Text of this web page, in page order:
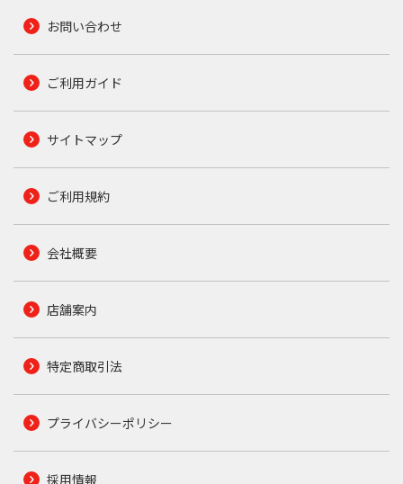
お問い合わせ
ご利用ガイド
サイトマップ
ご利用規約
会社概要
店舗案内
特定商取引法
プライバシーポリシー
採用情報